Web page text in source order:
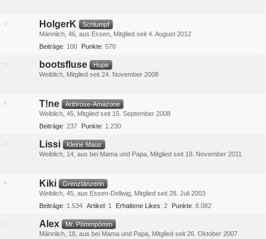
HolgerK
Schlumpf
Männlich 46 aus Essen Mitglied seit 4. August 2012
Beiträge 100 Punkte 570
bootsfluse
Hupe
Weiblich Mitglied seit 24. November 2008
T!ne
Arthrose-Amazone
Weiblich 45 Mitglied seit 15. September 2008
Beiträge 237 Punkte 1.230
Lissi
Kleine Maus
Weiblich 14 aus bei Mama und Papa Mitglied seit 18. November 2011
Kiki
Grenztänzerin
Weiblich 45 aus Essen-Dellwig Mitglied seit 28. Juli 2003
Beiträge 1.534 Artikel 1 Erhaltene Likes 2 Punkte 8.082
Alex
Mr. Pömmpömm
Männlich 18 aus bei Mama und Papa Mitglied seit 26. Oktober 2007